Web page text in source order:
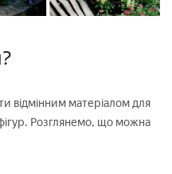
відмінним матеріалом для
Розглянемо, що можна